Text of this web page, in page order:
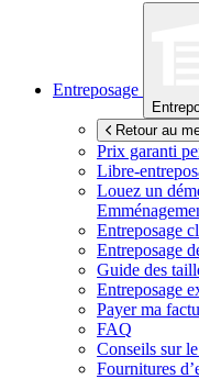
Entreposage
Retour au
Prix garanti
Libre-
Louez un
Entreposage
Entreposage
Guide des
Entreposage
Payer ma
FAQ
Conseils sur
Fournitures